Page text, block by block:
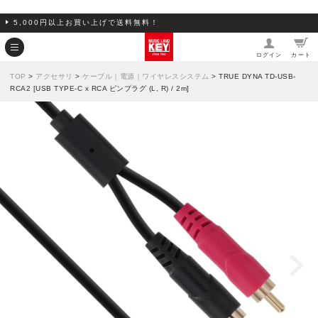
5,000円以上お買い上げで送料無料！
ログイン カート
TOP > アクセサリ > ケーブル｜電源｜ワイヤレスシステム > TRUE DYNA TD-USB-
RCA2 [USB TYPE-C x RCA ピンプラグ (L, R) / 2m]